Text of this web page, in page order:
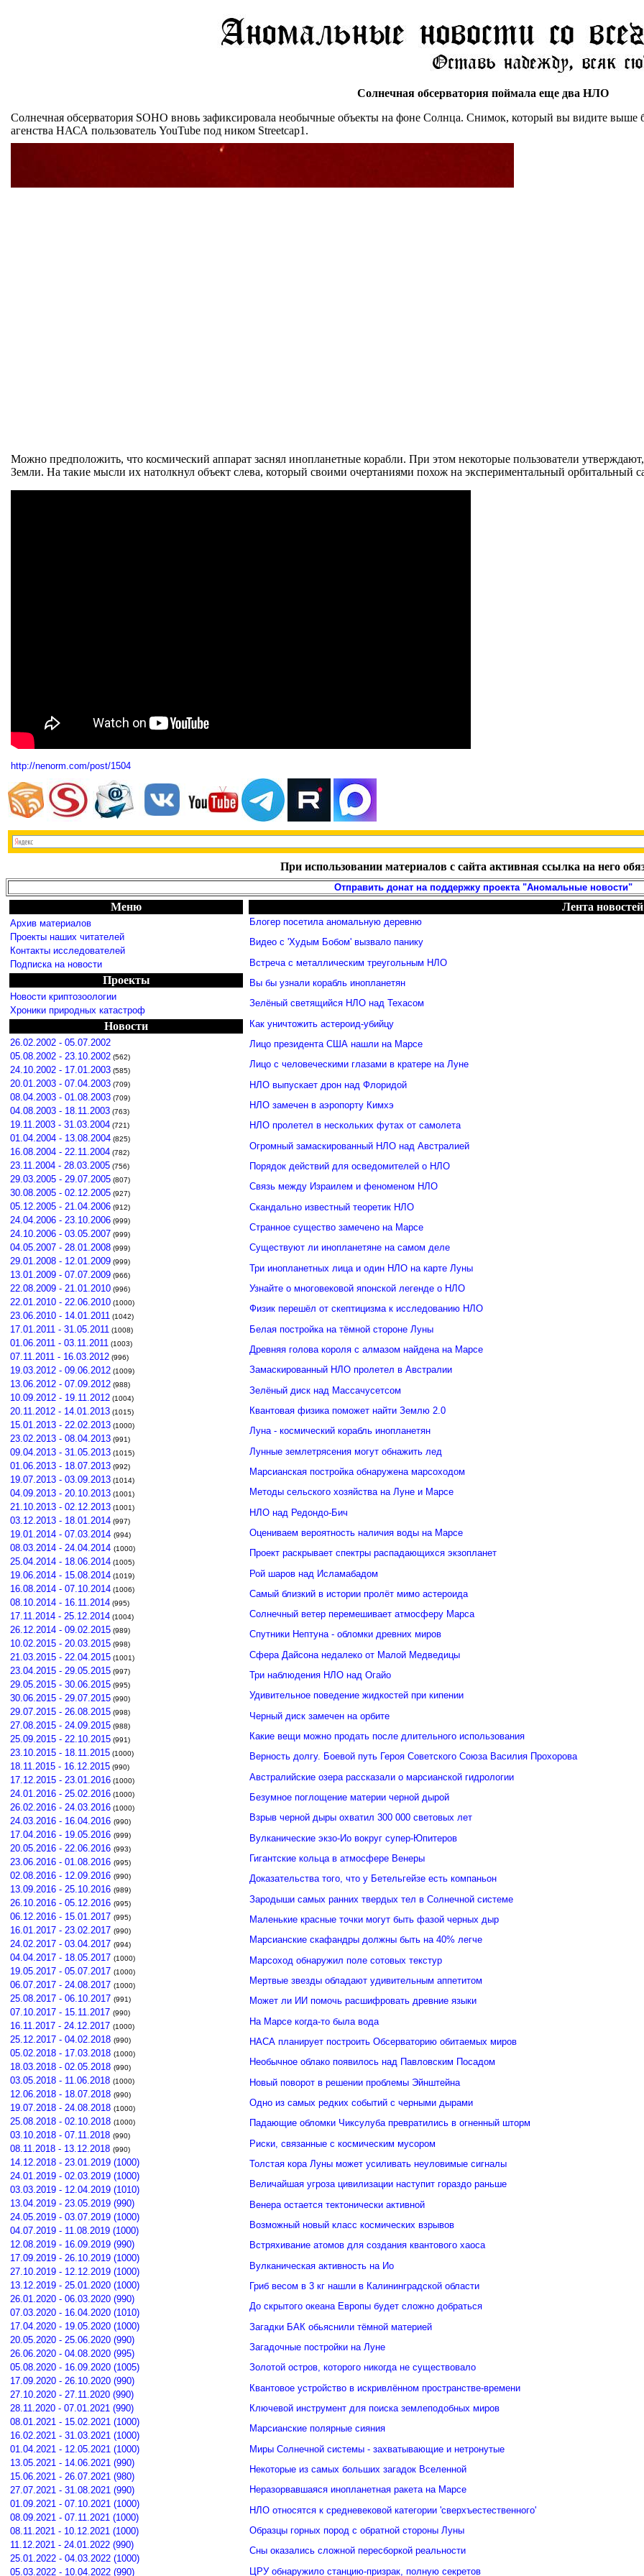
Солнечная обсерватория поймала еще два НЛО
Солнечная обсерватория SOHO вновь зафиксировала необычные объекты на фоне Солнца. Снимок, который вы видите выше
агенства НАСА пользователь YouTube под ником Streetcap1.
Можно предположить, что космический аппарат заснял инопланетные корабли. При этом некоторые пользователи
Земли. На такие мысли их натолкнул объект слева, который своими очертаниями похож на экспериментальный орбитальный
http://nenorm.com/post/1504
При использовании материалов с сайта активная ссылка на него
Отправить донат на поддержку проекта "Аномальные новости"
Меню
Архив материалов
Проекты наших читателей
Контакты исследователей
Подписка на новости
Проекты
Новости криптозоологии
Хроники природных катастроф
Новости
26.02.2002 - 05.07.2002
05.08.2002 - 23.10.2002 (562)
24.10.2002 - 17.01.2003 (585)
20.01.2003 - 07.04.2003 (709)
08.04.2003 - 01.08.2003 (709)
04.08.2003 - 18.11.2003 (763)
19.11.2003 - 31.03.2004 (721)
01.04.2004 - 13.08.2004 (825)
16.08.2004 - 22.11.2004 (782)
23.11.2004 - 28.03.2005 (756)
29.03.2005 - 29.07.2005 (807)
30.08.2005 - 02.12.2005 (927)
05.12.2005 - 21.04.2006 (912)
24.04.2006 - 23.10.2006 (999)
24.10.2006 - 03.05.2007 (999)
04.05.2007 - 28.01.2008 (999)
29.01.2008 - 12.01.2009 (999)
13.01.2009 - 07.07.2009 (966)
22.08.2009 - 21.01.2010 (996)
22.01.2010 - 22.06.2010 (1000)
23.06.2010 - 14.01.2011 (1042)
17.01.2011 - 31.05.2011 (1008)
01.06.2011 - 03.11.2011 (1003)
07.11.2011 - 16.03.2012 (996)
19.03.2012 - 09.06.2012 (1009)
13.06.2012 - 07.09.2012 (988)
10.09.2012 - 19.11.2012 (1004)
20.11.2012 - 14.01.2013 (1015)
15.01.2013 - 22.02.2013 (1000)
23.02.2013 - 08.04.2013 (991)
09.04.2013 - 31.05.2013 (1015)
01.06.2013 - 18.07.2013 (992)
19.07.2013 - 03.09.2013 (1014)
04.09.2013 - 20.10.2013 (1001)
21.10.2013 - 02.12.2013 (1001)
03.12.2013 - 18.01.2014 (997)
19.01.2014 - 07.03.2014 (994)
08.03.2014 - 24.04.2014 (1000)
25.04.2014 - 18.06.2014 (1005)
19.06.2014 - 15.08.2014 (1019)
16.08.2014 - 07.10.2014 (1006)
08.10.2014 - 16.11.2014 (995)
17.11.2014 - 25.12.2014 (1004)
26.12.2014 - 09.02.2015 (989)
10.02.2015 - 20.03.2015 (998)
21.03.2015 - 22.04.2015 (1001)
23.04.2015 - 29.05.2015 (997)
29.05.2015 - 30.06.2015 (995)
30.06.2015 - 29.07.2015 (990)
29.07.2015 - 26.08.2015 (998)
27.08.2015 - 24.09.2015 (988)
25.09.2015 - 22.10.2015 (991)
23.10.2015 - 18.11.2015 (1000)
18.11.2015 - 16.12.2015 (990)
17.12.2015 - 23.01.2016 (1000)
24.01.2016 - 25.02.2016 (1000)
26.02.2016 - 24.03.2016 (1000)
24.03.2016 - 16.04.2016 (990)
17.04.2016 - 19.05.2016 (999)
20.05.2016 - 22.06.2016 (993)
23.06.2016 - 01.08.2016 (995)
02.08.2016 - 12.09.2016 (990)
13.09.2016 - 25.10.2016 (989)
26.10.2016 - 05.12.2016 (995)
06.12.2016 - 15.01.2017 (995)
16.01.2017 - 23.02.2017 (990)
24.02.2017 - 03.04.2017 (994)
04.04.2017 - 18.05.2017 (1000)
19.05.2017 - 05.07.2017 (1000)
06.07.2017 - 24.08.2017 (1000)
25.08.2017 - 06.10.2017 (991)
07.10.2017 - 15.11.2017 (990)
16.11.2017 - 24.12.2017 (1000)
25.12.2017 - 04.02.2018 (990)
05.02.2018 - 17.03.2018 (1000)
18.03.2018 - 02.05.2018 (990)
03.05.2018 - 11.06.2018 (1000)
12.06.2018 - 18.07.2018 (990)
19.07.2018 - 24.08.2018 (1000)
25.08.2018 - 02.10.2018 (1000)
03.10.2018 - 07.11.2018 (990)
08.11.2018 - 13.12.2018 (990)
14.12.2018 - 23.01.2019 (1000)
24.01.2019 - 02.03.2019 (1000)
03.03.2019 - 12.04.2019 (1010)
13.04.2019 - 23.05.2019 (990)
24.05.2019 - 03.07.2019 (1000)
04.07.2019 - 11.08.2019 (1000)
12.08.2019 - 16.09.2019 (990)
17.09.2019 - 26.10.2019 (1000)
27.10.2019 - 12.12.2019 (1000)
13.12.2019 - 25.01.2020 (1000)
26.01.2020 - 06.03.2020 (990)
07.03.2020 - 16.04.2020 (1010)
17.04.2020 - 19.05.2020 (1000)
20.05.2020 - 25.06.2020 (990)
26.06.2020 - 04.08.2020 (995)
05.08.2020 - 16.09.2020 (1005)
17.09.2020 - 26.10.2020 (990)
27.10.2020 - 27.11.2020 (990)
28.11.2020 - 07.01.2021 (990)
08.01.2021 - 15.02.2021 (1000)
16.02.2021 - 31.03.2021 (1000)
01.04.2021 - 12.05.2021 (1000)
13.05.2021 - 14.06.2021 (990)
15.06.2021 - 26.07.2021 (980)
27.07.2021 - 31.08.2021 (990)
01.09.2021 - 07.10.2021 (1000)
08.09.2021 - 07.11.2021 (1000)
08.11.2021 - 10.12.2021 (1000)
11.12.2021 - 24.01.2022 (990)
25.01.2022 - 04.03.2022 (1000)
05.03.2022 - 10.04.2022 (990)
Лента новостей
Блогер посетила аномальную деревню
Видео с 'Худым Бобом' вызвало панику
Встреча с металлическим треугольным НЛО
Вы бы узнали корабль инопланетян
Зелёный светящийся НЛО над Техасом
Как уничтожить астероид-убийцу
Лицо президента США нашли на Марсе
Лицо с человеческими глазами в кратере на Луне
НЛО выпускает дрон над Флоридой
НЛО замечен в аэропорту Кимхэ
НЛО пролетел в нескольких футах от самолета
Огромный замаскированный НЛО над Австралией
Порядок действий для осведомителей о НЛО
Связь между Израилем и феноменом НЛО
Скандально известный теоретик НЛО
Странное существо замечено на Марсе
Существуют ли инопланетяне на самом деле
Три инопланетных лица и один НЛО на карте Луны
Узнайте о многовековой японской легенде о НЛО
Физик перешёл от скептицизма к исследованию НЛО
Белая постройка на тёмной стороне Луны
Древняя голова короля с алмазом найдена на Марсе
Замаскированный НЛО пролетел в Австралии
Зелёный диск над Массачусетсом
Квантовая физика поможет найти Землю 2.0
Луна - космический корабль инопланетян
Лунные землетрясения могут обнажить лед
Марсианская постройка обнаружена марсоходом
Методы сельского хозяйства на Луне и Марсе
НЛО над Редондо-Бич
Оцениваем вероятность наличия воды на Марсе
Проект раскрывает спектры распадающихся экзопланет
Рой шаров над Исламабадом
Самый близкий в истории пролёт мимо астероида
Солнечный ветер перемешивает атмосферу Марса
Спутники Нептуна - обломки древних миров
Сфера Дайсона недалеко от Малой Медведицы
Три наблюдения НЛО над Огайо
Удивительное поведение жидкостей при кипении
Черный диск замечен на орбите
Какие вещи можно продать после длительного использования
Верность долгу. Боевой путь Героя Советского Союза Василия Прохорова
Австралийские озера рассказали о марсианской гидрологии
Безумное поглощение материи черной дырой
Взрыв черной дыры охватил 300 000 световых лет
Вулканические экзо-Ио вокруг супер-Юпитеров
Гигантские кольца в атмосфере Венеры
Доказательства того, что у Бетельгейзе есть компаньон
Зародыши самых ранних твердых тел в Солнечной системе
Маленькие красные точки могут быть фазой черных дыр
Марсианские скафандры должны быть на 40% легче
Марсоход обнаружил поле сотовых текстур
Мертвые звезды обладают удивительным аппетитом
Может ли ИИ помочь расшифровать древние языки
На Марсе когда-то была вода
НАСА планирует построить Обсерваторию обитаемых миров
Необычное облако появилось над Павловским Посадом
Новый поворот в решении проблемы Эйнштейна
Одно из самых редких событий с черными дырами
Падающие обломки Чиксулуба превратились в огненный шторм
Риски, связанные с космическим мусором
Толстая кора Луны может усиливать неуловимые сигналы
Величайшая угроза цивилизации наступит гораздо раньше
Венера остается тектонически активной
Возможный новый класс космических взрывов
Встряхивание атомов для создания квантового хаоса
Вулканическая активность на Ио
Гриб весом в 3 кг нашли в Калининградской области
До скрытого океана Европы будет сложно добраться
Загадки БАК обьяснили тёмной материей
Загадочные постройки на Луне
Золотой остров, которого никогда не существовало
Квантовое устройство в искривлённом пространстве-времени
Ключевой инструмент для поиска землеподобных миров
Марсианские полярные сияния
Миры Солнечной системы - захватывающие и нетронутые
Некоторые из самых больших загадок Вселенной
Неразорвавшаяся инопланетная ракета на Марсе
НЛО относятся к средневековой категории 'сверхъестественного'
Образцы горных пород с обратной стороны Луны
Сны оказались сложной пересборкой реальности
ЦРУ обнаружило станцию-призрак, полную секретов